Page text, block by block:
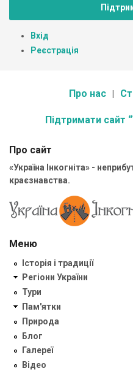
Вхід
Реєстрація
Про нас
Підтримати сайт
Про сайт
«Україна Інкогніта» -
краєзнавства.
Меню
Історія і традиції
Регіони України
Тури
Пам'ятки
Природа
Блог
Галереї
Відео